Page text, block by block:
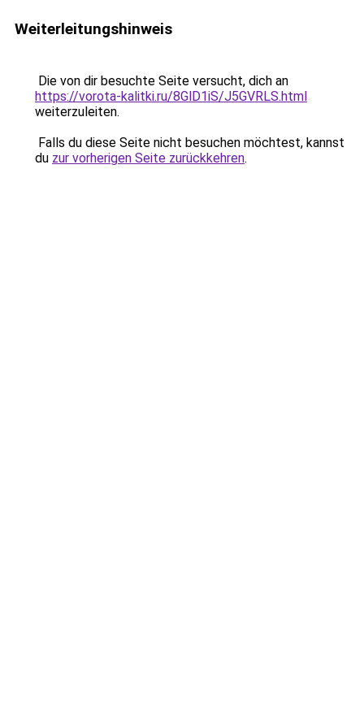
Weiterleitungshinweis
Die von dir besuchte Seite versucht, dich an
https://vorota-kalitki.ru/8GlD1iS/J5GVRLS.html
weiterzuleiten.
Falls du diese Seite nicht besuchen möchtest, kannst
du zur vorherigen Seite zurückkehren.